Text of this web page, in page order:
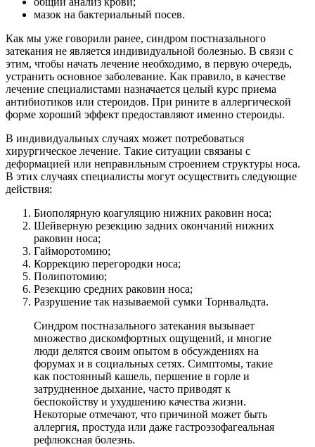
мазок на бактериальный посев.
Как мы уже говорили ранее, синдром постназального
затекания не является индивидуальной болезнью. В связи с
этим, чтобы начать лечение необходимо, в первую очередь,
устранить основное заболевание. Как правило, в качестве
лечение специалистами назначается целый курс приема
антибиотиков или стероидов. При рините в аллергической
форме хороший эффект предоставляют именно стероиды.
В индивидуальных случаях может потребоваться
хирургическое лечение. Такие ситуации связаны с
деформацией или неправильным строением структуры носа.
В этих случаях специалисты могут осуществить следующие
действия:
Биополярную коагуляцию нижних раковин носа;
Шейверную резекцию задних окончаний нижних
раковин носа;
Гайморотомию;
Коррекцию перегородки носа;
Полипотомию;
Резекцию средних раковин носа;
Разрушение так называемой сумки Торнвальдта.
Синдром постназального затекания вызывает
множество дискомфортных ощущений, и многие
люди делятся своим опытом в обсуждениях на
форумах и в социальных сетях. Симптомы, такие
как постоянный кашель, першение в горле и
затрудненное дыхание, часто приводят к
беспокойству и ухудшению качества жизни.
Некоторые отмечают, что причиной может быть
аллергия, простуда или даже гастроэзофагеальная
рефлюксная болезнь.